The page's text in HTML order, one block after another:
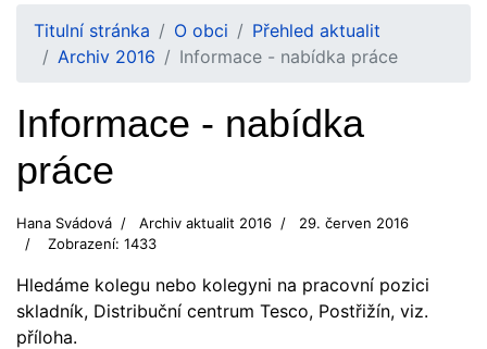
Titulní stránka O obci
Přehled aktualit
Archiv 2016
Informace - nabídka práce
Informace - nabídka
práce
Hana Svádová Archiv aktualit 2016
29. červen 2016
Zobrazení: 1433
Hledáme kolegu nebo kolegyni na pracovní pozici
skladník, Distribuční centrum Tesco, Postřižín, viz.
příloha.